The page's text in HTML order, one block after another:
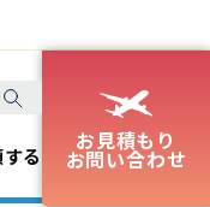
る
お見積もり
お問い合わせ